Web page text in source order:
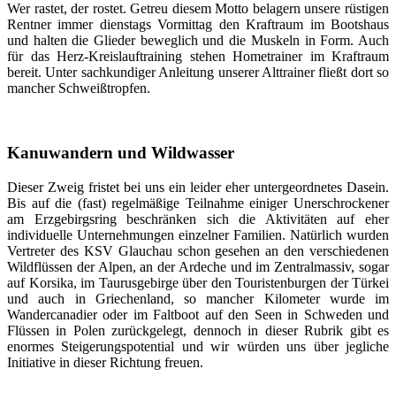
Wer rastet, der rostet. Getreu diesem Motto belagern unsere rüstigen
Rentner immer dienstags Vormittag den Kraftraum im Bootshaus
und halten die Glieder beweglich und die Muskeln in Form. Auch
für das Herz-Kreislauftraining stehen Hometrainer im Kraftraum
bereit. Unter sachkundiger Anleitung unserer Alttrainer fließt dort so
mancher Schweißtropfen.
Kanuwandern und Wildwasser
Dieser Zweig fristet bei uns ein leider eher untergeordnetes Dasein.
Bis auf die (fast) regelmäßige Teilnahme einiger Unerschrockener
am Erzgebirgsring beschränken sich die Aktivitäten auf eher
individuelle Unternehmungen einzelner Familien. Natürlich wurden
Vertreter des KSV Glauchau schon gesehen an den verschiedenen
Wildflüssen der Alpen, an der Ardeche und im Zentralmassiv, sogar
auf Korsika, im Taurusgebirge über den Touristenburgen der Türkei
und auch in Griechenland, so mancher Kilometer wurde im
Wandercanadier oder im Faltboot auf den Seen in Schweden und
Flüssen in Polen zurückgelegt, dennoch in dieser Rubrik gibt es
enormes Steigerungspotential und wir würden uns über jegliche
Initiative in dieser Richtung freuen.